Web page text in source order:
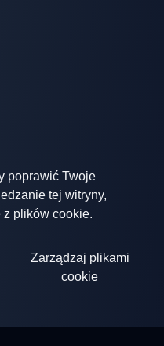
poprawić Twoje
tej witryny,
plików cookie.
Zarządzaj plikami
cookie